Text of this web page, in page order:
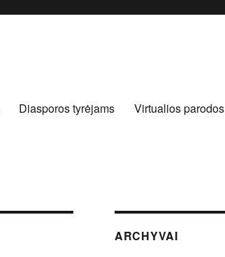
Diasporos tyrėjams Virtualios parodos
ARCHYVAI